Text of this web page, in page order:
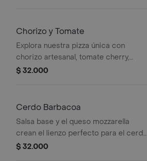
Chorizo y Tomate
Explora nuestra pizza única con
chorizo artesanal, tomate cherry,
albahaca fresca y un toque de miel. la
salsa especial. .
$ 32.000
Cerdo Barbacoa
Salsa base y el queso mozzarella
crean el lienzo perfecto para el cerdo
desmechado bañado en salsa
$ 32.000